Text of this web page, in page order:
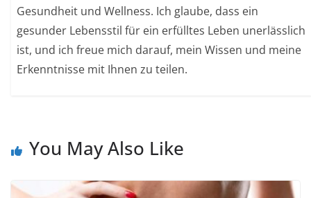
Gesundheit und Wellness. Ich glaube, dass ein
gesunder Lebensstil für ein erfülltes Leben unerlässlich
ist, und ich freue mich darauf, mein Wissen und meine
Erkenntnisse mit Ihnen zu teilen.
You May Also Like